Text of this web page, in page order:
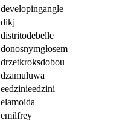
developingangle
dikj
distritodebelle
donosnymgłosem
drzetkroksdobou
dzamuluwa
eedzinieedzini
elamoida
emilfrey